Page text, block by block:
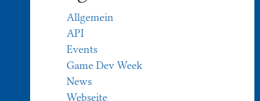
Allgemein
API
Events
Game Dev Week
News
Webseite